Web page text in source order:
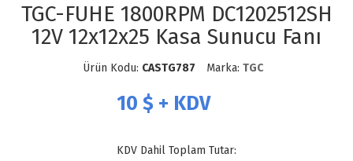
TGC-FUHE 1800RPM DC1202512SH
12V 12x12x25 Kasa Sunucu Fanı
Ürün Kodu: CASTG787 Marka: TGC
10 $ + KDV
KDV Dahil Toplam Tutar: